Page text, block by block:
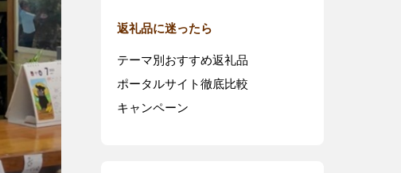
返礼品に迷ったら
テーマ別おすすめ返礼品
ポータルサイト徹底比較
キャンペーン